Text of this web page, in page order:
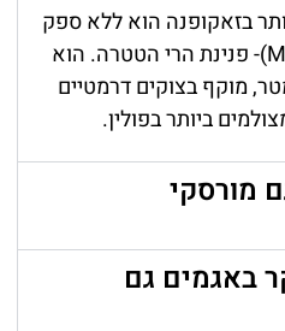
בזאקופנה הוא ללא ספק
אגם מורסקי (Morskie Oko)- פנינת הרי הטטרה. הוא
בגובה של כ־1,395 מטר, מוקף בצוקים דרמטיים
ביותר בפולין.
מורסקי
באגמים גם